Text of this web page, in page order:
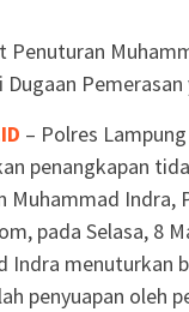
Penuturan
– Polres
penangkapan
Muhammad Indra,
pada Selasa, 8
Indra menuturkan
penyuapan oleh